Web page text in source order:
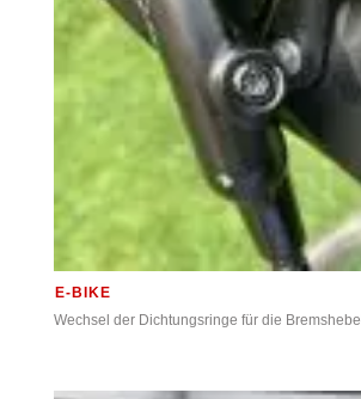
E-BIKE
Wechsel der Dichtungsringe für die Bremshebel